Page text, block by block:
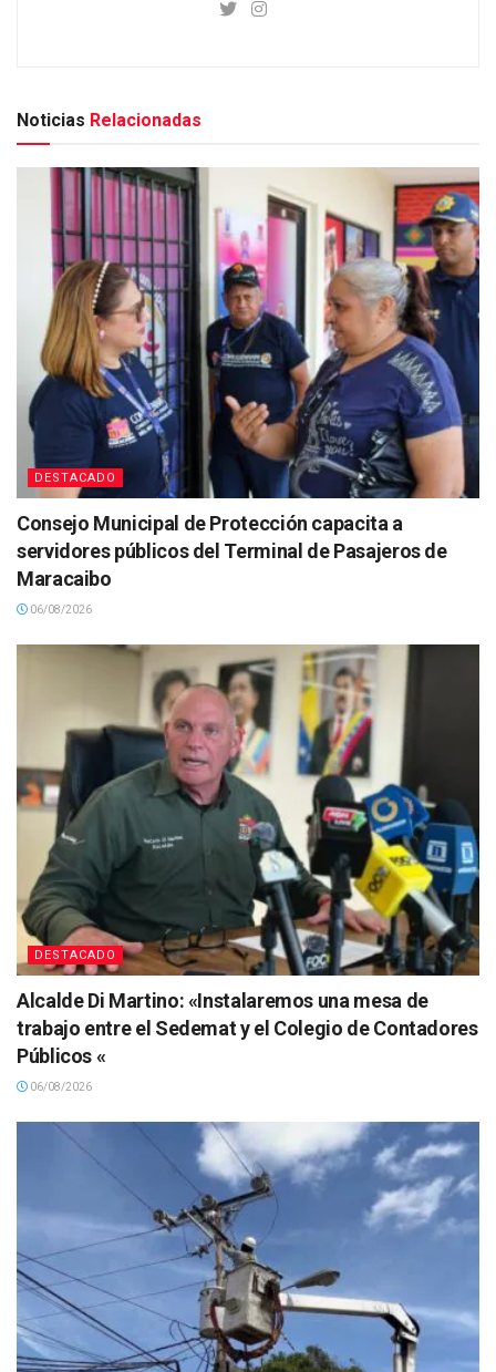
Noticias Relacionadas
DESTACADO
Consejo Municipal de Protección capacita a
servidores públicos del Terminal de Pasajeros de
Maracaibo
06/08/2026
DESTACADO
Alcalde Di Martino: «Instalaremos una mesa de
trabajo entre el Sedemat y el Colegio de Contadores
Públicos «
06/08/2026